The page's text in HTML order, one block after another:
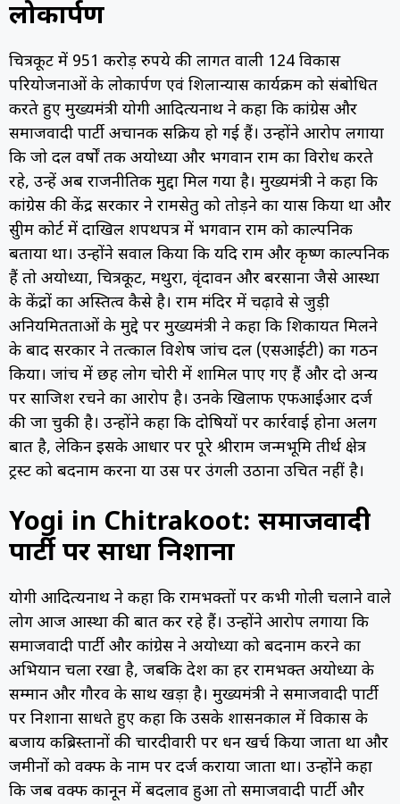
लोकार्पण
चित्रकूट में 951 करोड़ रुपये की लागत वाली 124 विकास
परियोजनाओं के लोकार्पण एवं शिलान्यास कार्यक्रम को संबोधित
करते हुए मुख्यमंत्री योगी आदित्यनाथ ने कहा कि कांग्रेस और
समाजवादी पार्टी अचानक सक्रिय हो गई हैं। उन्होंने आरोप लगाया
कि जो दल वर्षों तक अयोध्या और भगवान राम का विरोध करते
रहे, उन्हें अब राजनीतिक मुद्दा मिल गया है। मुख्यमंत्री ने कहा कि
कांग्रेस की केंद्र सरकार ने रामसेतु को तोड़ने का प्रयास किया था और
सुप्रीम कोर्ट में दाखिल शपथपत्र में भगवान राम को काल्पनिक
बताया था। उन्होंने सवाल किया कि यदि राम और कृष्ण काल्पनिक
हैं तो अयोध्या, चित्रकूट, मथुरा, वृंदावन और बरसाना जैसे आस्था
के केंद्रों का अस्तित्व कैसे है। राम मंदिर में चढ़ावे से जुड़ी
अनियमितताओं के मुद्दे पर मुख्यमंत्री ने कहा कि शिकायत मिलने
के बाद सरकार ने तत्काल विशेष जांच दल (एसआईटी) का गठन
किया। जांच में छह लोग चोरी में शामिल पाए गए हैं और दो अन्य
पर साजिश रचने का आरोप है। उनके खिलाफ एफआईआर दर्ज
की जा चुकी है। उन्होंने कहा कि दोषियों पर कार्रवाई होना अलग
बात है, लेकिन इसके आधार पर पूरे श्रीराम जन्मभूमि तीर्थ क्षेत्र
ट्रस्ट को बदनाम करना या उस पर उंगली उठाना उचित नहीं है।
Yogi in Chitrakoot: समाजवादी
पार्टी पर साधा निशाना
योगी आदित्यनाथ ने कहा कि रामभक्तों पर कभी गोली चलाने वाले
लोग आज आस्था की बात कर रहे हैं। उन्होंने आरोप लगाया कि
समाजवादी पार्टी और कांग्रेस ने अयोध्या को बदनाम करने का
अभियान चला रखा है, जबकि देश का हर रामभक्त अयोध्या के
सम्मान और गौरव के साथ खड़ा है। मुख्यमंत्री ने समाजवादी पार्टी
पर निशाना साधते हुए कहा कि उसके शासनकाल में विकास के
बजाय कब्रिस्तानों की चारदीवारी पर धन खर्च किया जाता था और
जमीनों को वक्फ के नाम पर दर्ज कराया जाता था। उन्होंने कहा
कि जब वक्फ कानून में बदलाव हुआ तो समाजवादी पार्टी और